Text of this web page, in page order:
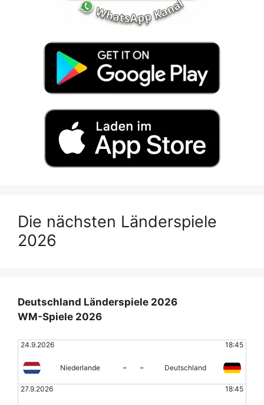
Die nächsten Länderspiele
2026
Deutschland Länderspiele 2026
WM-Spiele 2026
24.9.2026 18:45
Niederlande - - Deutschland
27.9.2026 18:45